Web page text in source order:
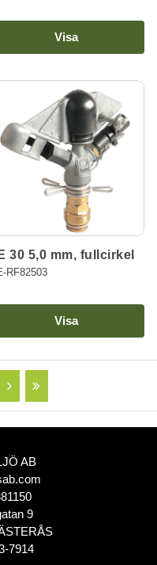
Visa
30 5,0 mm, fullcirkel
RF82503
Visa
AB
9
7914